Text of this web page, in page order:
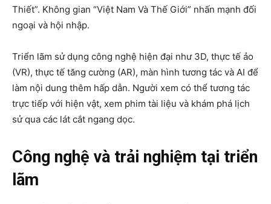
Thiết”. Không gian “Việt Nam Và Thế Giới” nhấn mạnh đối
ngoại và hội nhập.
Triển lãm sử dụng công nghệ hiện đại như 3D, thực tế ảo
(VR), thực tế tăng cường (AR), màn hình tương tác và AI để
làm nội dung thêm hấp dẫn. Người xem có thể tương tác
trực tiếp với hiện vật, xem phim tài liệu và khám phá lịch
sử qua các lát cắt ngang dọc.
Công nghệ và trải nghiệm tại triển
lãm